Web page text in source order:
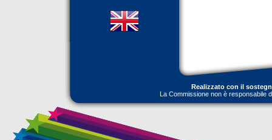
Realizzato con il
La Commissione non è responsabile